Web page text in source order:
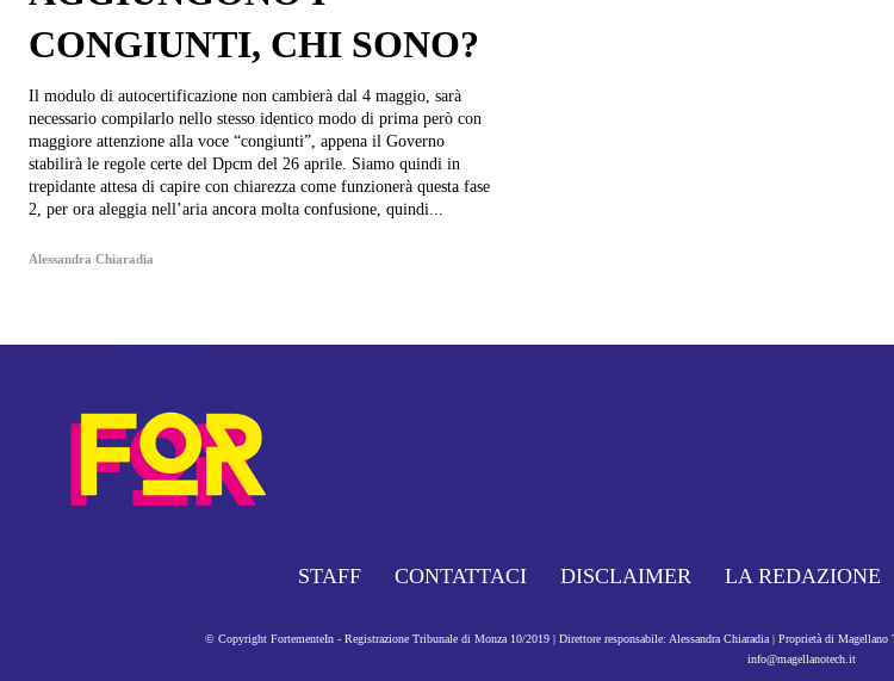
CONGIUNTI, CHI SONO?
Il modulo di autocertificazione non cambierà dal 4 maggio, sarà
necessario compilarlo nello stesso identico modo di prima però con
maggiore attenzione alla voce “congiunti”, appena il Governo
stabilirà le regole certe del Dpcm del 26 aprile. Siamo quindi in
trepidante attesa di capire con chiarezza come funzionerà questa fase
2, per ora aleggia nell’aria ancora molta confusione, quindi...
Alessandra Chiaradia
STAFF CONTATTACI DISCLAIMER LA REDAZIONE
© Copyright FortementeIn - Registrazione Tribunale di Monza 10/2019 | Direttore responsabile: Alessandra Chiaradia | Proprietà di
info@magellanotech.it